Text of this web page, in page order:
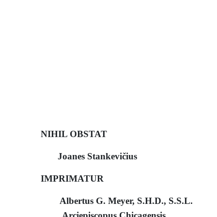
NIHIL OBSTAT
Joanes Stankevičius
IMPRIMATUR
Albertus G. Meyer, S.H.D., S.S.L.